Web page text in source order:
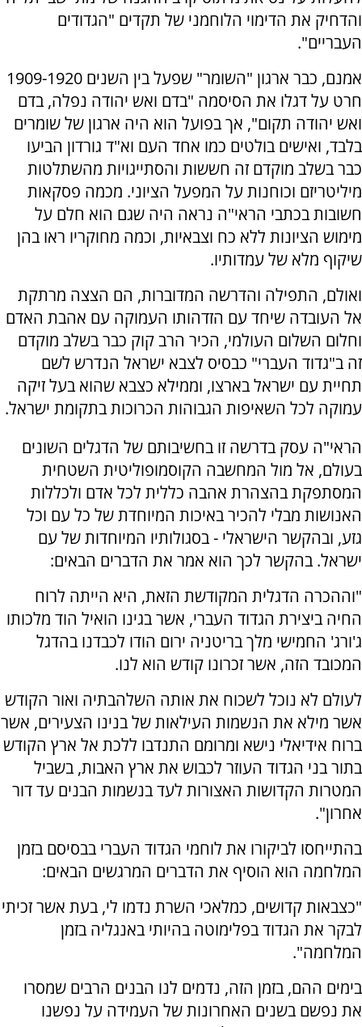
והדחיק את הדימוי הלוחמני של תקדים "הגדודים
העבריים".
אמנם, כבר ארגון "השומר" שפעל בין השנים 1909-1920
חרט על דגלו את הסיסמה "בדם ואש יהודה נפלה, בדם
ואש יהודה תקום", אך בפועל הוא היה ארגון של שומרים
בלבד, ואישים בולטים כמו אחד העם וא"ד גורדון הביעו
כבר בשלב מוקדם זה חששות והסתייגויות מהשתלטות
מיליטריזם וכוחנות על המפעל הציוני. מכמה פסקאות
חשובות בכתבי הראי"ה נראה היה שגם הוא חלם על
מימוש הציונות ללא כח וצבאיות, וכמה מחוקריו ראו בהן
שיקוף מלא של עמדותיו.
ואולם, התפילה והדרשה המדוברות, הם הצצה מרתקת
אל העובדה שיחד עם הזדהותו העמוקה עם אהבת האדם
וחלום השלום העולמי, הכיר הרב קוק כבר בשלב מוקדם
זה ב"גדוד העברי" כבסיס לצבא ישראל הנדרש לשם
תחיית עם ישראל בארצו, וממילא כצבא שהוא בעל זיקה
עמוקה לכל השאיפות הגבוהות הכרוכות בתקומת ישראל.
הראי"ה עסק בדרשה זו בחשיבותם של הדגלים השונים
בעולם, אל מול המחשבה הקוסמופוליטית השטחית
המסתפקת בהצהרת אהבה כללית לכל אדם ולכללות
האנושות מבלי להכיר באיכות המיוחדת של כל עם וכל
גזע, ובהקשר הישראלי - בסגולותיו המיוחדות של עם
ישראל. בהקשר לכך הוא אמר את הדברים הבאים:
"וההכרה הדגלית המקודשת הזאת, היא הייתה לרוח
החיה ביצירת הגדוד העברי, אשר בגינו הואיל הוד מלכותו
ג'ורג' החמישי מלך בריטניה ירום הודו לכבדנו בהדגל
המכובד הזה, אשר זכרונו קודש הוא לנו.
לעולם לא נוכל לשכוח את אותה השלהבתיה ואור הקודש
אשר מילא את הנשמות העילאות של בנינו הצעירים, אשר
ברוח אידיאלי נישא ומרומם התנדבו ללכת אל ארץ הקודש
בתור בני הגדוד העוזר לכבוש את ארץ האבות, בשביל
המטרות הקדושות האצורות לעד בנשמות הבנים עד דור
אחרון".
בהתייחסו לביקורו את לוחמי הגדוד העברי בבסיסם בזמן
המלחמה הוא הוסיף את הדברים המרגשים הבאים:
"כצבאות קדושים, כמלאכי השרת נדמו לי, בעת אשר זכיתי
לבקר את הגדוד בפלימוטה בהיותי באנגליה בזמן
המלחמה".
בימים ההם, בזמן הזה, נדמים לנו הבנים הרבים שמסרו
את נפשם בשנים האחרונות של העמידה על נפשנו